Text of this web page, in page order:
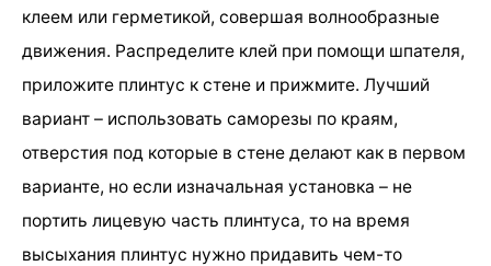
клеем или герметикой, совершая волнообразные
движения. Распределите клей при помощи шпателя,
приложите плинтус к стене и прижмите. Лучший
вариант – использовать саморезы по краям,
отверстия под которые в стене делают как в первом
варианте, но если изначальная установка – не
портить лицевую часть плинтуса, то на время
высыхания плинтус нужно придавить чем-то